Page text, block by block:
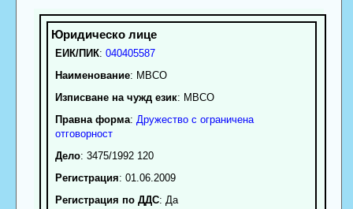
ЕИК/ПИК: 040405587
Наименование: МВСО
Изписване на чужд език: MBCO
Правна форма: Дружество с ограничена
отговорност
Дело: 3475/1992 120
Регистрация: 01.06.2009
Регистрация по ДДС: Да